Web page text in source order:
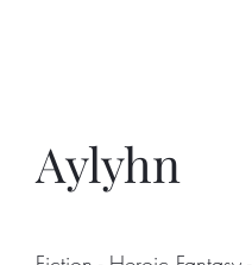
Aylyhn